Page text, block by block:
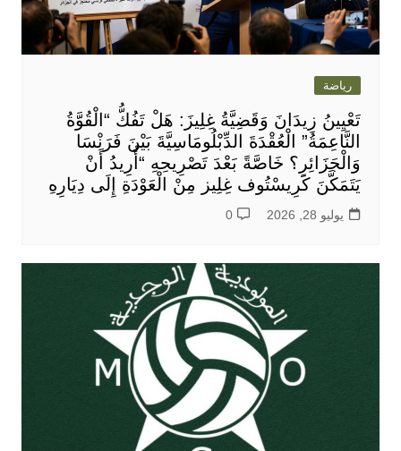
رياضة
تَعْيِينُ زِيدَانَ وَقَضِيَّةُ غِلِيزَ: هَلْ تَفُكُّ “الْقُوَّةُ
النَّاعِمَةُ” الْعُقْدَةَ الدِّبْلُومَاسِيَّةَ بَيْنَ فَرَنْسَا
وَالْجَزَائِرِ؟ خَاصَّةً بَعْدَ تَصْرِيحِهِ “أُرِيدُ أَنْ
يَتَمَكَّنَ كَرِيسْتُوف غِلِيز مِنْ الْعَوْدَةِ إِلَى دِيَارِهِ
يوليو 28, 2026 0